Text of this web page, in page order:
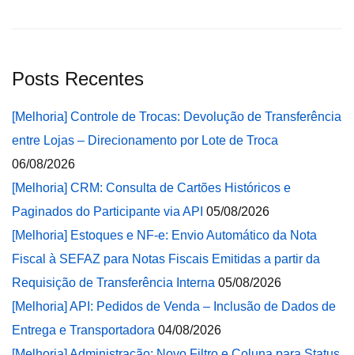
Posts Recentes
[Melhoria] Controle de Trocas: Devolução de Transferência
entre Lojas – Direcionamento por Lote de Troca
06/08/2026
[Melhoria] CRM: Consulta de Cartões Históricos e
Paginados do Participante via API 05/08/2026
[Melhoria] Estoques e NF-e: Envio Automático da Nota
Fiscal à SEFAZ para Notas Fiscais Emitidas a partir da
Requisição de Transferência Interna 05/08/2026
[Melhoria] API: Pedidos de Venda – Inclusão de Dados de
Entrega e Transportadora 04/08/2026